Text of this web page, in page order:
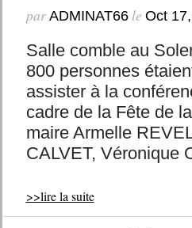
par ADMINAT66le Oct
Salle comble au
800 personnes
assister à la
cadre de la Fête de
maire Armelle
CALVET, Véronique
>>lire la suite